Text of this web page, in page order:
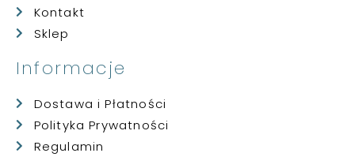
Kontakt
Sklep
Informacje
Dostawa i Płatności
Polityka Prywatności
Regulamin